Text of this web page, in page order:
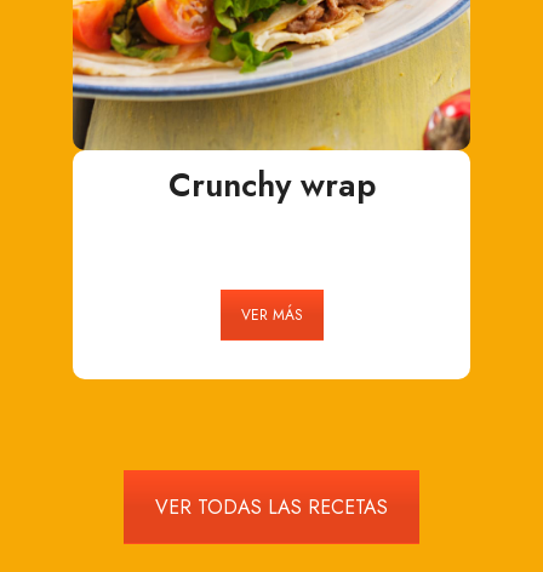
Crunchy wrap
VER MÁS
VER TODAS LAS RECETAS